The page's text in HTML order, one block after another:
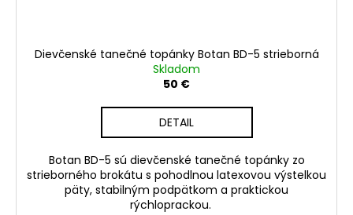
Dievčenské tanečné topánky Botan BD-5 strieborná
Skladom
50 €
DETAIL
Botan BD-5 sú dievčenské tanečné topánky zo
strieborného brokátu s pohodlnou latexovou výstelkou
päty, stabilným podpätkom a praktickou
rýchloprackou.